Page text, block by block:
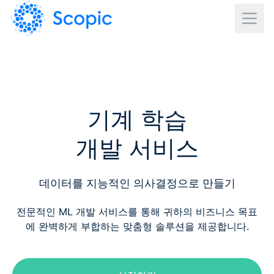
기계 학습
개발 서비스
데이터를 지능적인 의사결정으로 만들기
전문적인 ML 개발 서비스를 통해 귀하의 비즈니스 목표
에 완벽하게 부합하는 맞춤형 솔루션을 제공합니다.